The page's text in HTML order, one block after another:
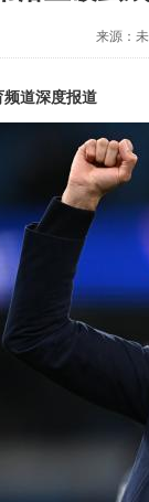
来源：
道深度报道